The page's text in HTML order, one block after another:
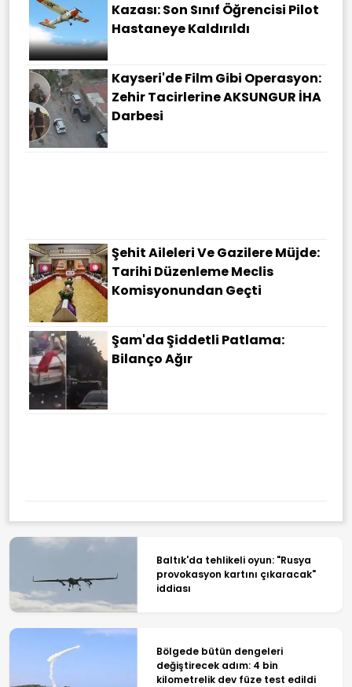
Kazası: Son Sınıf Öğrencisi Pilot
Hastaneye Kaldırıldı
Kayseri'de Film Gibi Operasyon:
Zehir Tacirlerine AKSUNGUR İHA
Darbesi
Şehit Aileleri Ve Gazilere Müjde:
Tarihi Düzenleme Meclis
Komisyonundan Geçti
Şam'da Şiddetli Patlama:
Bilanço Ağır
Baltık'da tehlikeli oyun: "Rusya
provokasyon kartını çıkaracak"
iddiası
Bölgede bütün dengeleri
değiştirecek adım: 4 bin
kilometrelik dev füze test edildi